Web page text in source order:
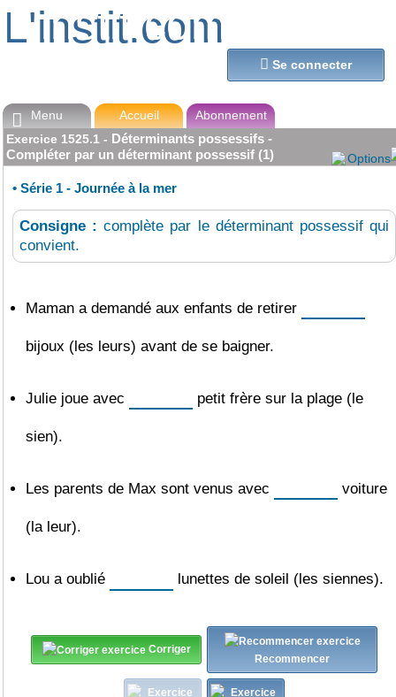
 Se connecter
L'instit.com
L'instit.com
 Menu Accueil
Abonnement
Exercice 1525.1 - Déterminants possessifs -
Compléter par un déterminant possessif (1)
Options
• Série 1 - Journée à la mer
Consigne :complète par le déterminant possessif qui
convient.
Maman a demandé aux enfants de retirer
bijoux (les leurs) avant de se baigner.
Julie joue avec petit frère sur la plage (le
sien).
Les parents de Max sont venus avec voiture
(la leur).
Lou a oublié lunettes de soleil (les siennes).
Corriger
Recommencer